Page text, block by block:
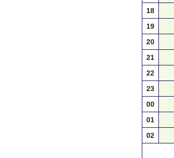
18
19
20
21
22
23
00
01
02